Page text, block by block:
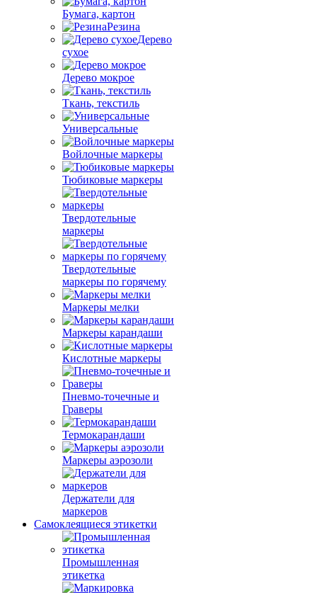
Бумага, картон
Резина
Дерево
сухое
Дерево мокрое
Ткань, текстиль
Универсальные
Войлочные маркеры
Тюбиковые маркеры
Твердотельные
маркеры
Твердотельные
маркеры по горячему
Маркеры мелки
Маркеры карандаши
Кислотные маркеры
Пневмо-точечные и
Граверы
Термокарандаши
Маркеры аэрозоли
Держатели для
маркеров
Самоклеящиеся этикетки
Промышленная
этикетка